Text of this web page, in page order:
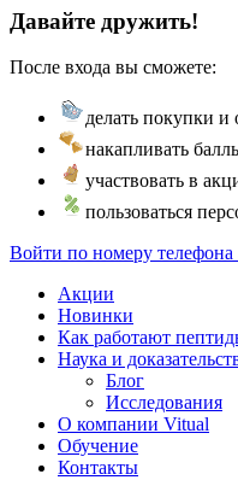
Давайте дружить!
После входа вы сможете:
делать покупки и
накапливать
участвовать в
пользоваться
Войти по номеру телефона
Акции
Новинки
Как работают
Наука и
Блог
Исследования
О компании Vitual
Обучение
Контакты